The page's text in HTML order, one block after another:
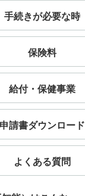
手続きが必要な時
保険料
給付・保健事業
申請書ダウンロード
よくある質問